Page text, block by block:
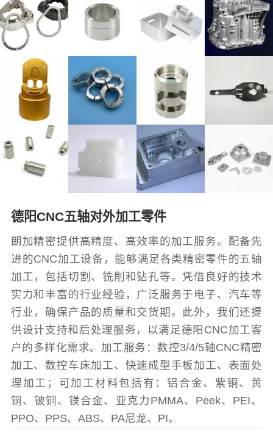
德阳CNC五轴对外加工零件
朗加精密提供高精度、高效率的加工服务。配备先
进的CNC加工设备，能够满足各类精密零件的五轴
加工，包括切割、铣削和钻孔等。凭借良好的技术
实力和丰富的行业经验，广泛服务于电子、汽车等
行业，确保产品的质量和交货期。此外，我们还提
供设计支持和后处理服务，以满足德阳CNC加工客
户的多样化需求。加工服务：数控3/4/5轴CNC精密
加工、数控车床加工、快速成型手板加工、表面处
理加工；可加工材料包括有：铝合金、紫铜、黄
铜、铍铜、镁合金、亚克力PMMA、Peek、PEI、
PPO、PPS、ABS、PA尼龙、PI。